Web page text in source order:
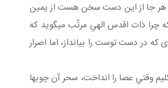
هر جا از اين دست سخن هست از يمين
ذات اقدس الهي مرتّب مي گويد که
که در دست توست را بيانداز، اما اصرار
وقتي عصا را انداخت، سحر آن چوب ها